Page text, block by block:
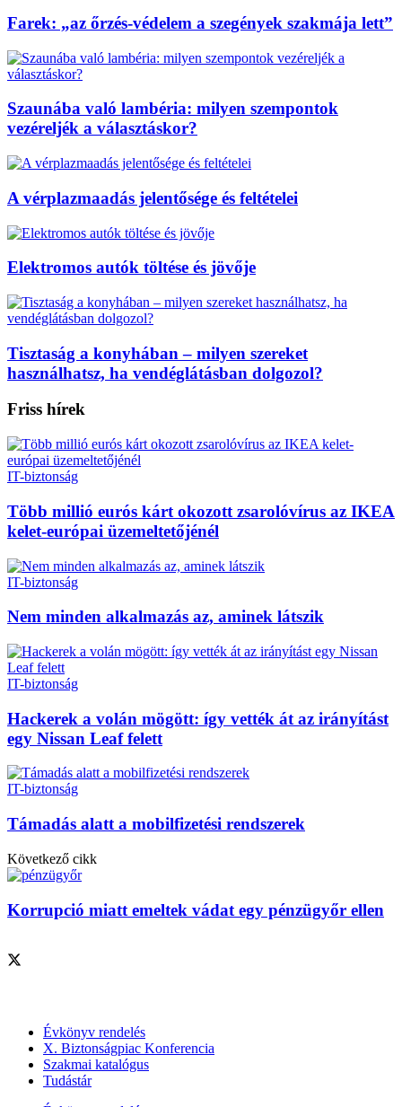
Farek: „az őrzés-védelem a szegények szakmája lett”
Szaunába való lambéria: milyen szempontok
vezéreljék a választáskor?
A vérplazmaadás jelentősége és feltételei
Elektromos autók töltése és jövője
Tisztaság a konyhában – milyen szereket
használhatsz, ha vendéglátásban dolgozol?
Friss hírek
IT-biztonság
Több millió eurós kárt okozott zsarolóvírus az IKEA
kelet-európai üzemeltetőjénél
IT-biztonság
Nem minden alkalmazás az, aminek látszik
IT-biztonság
Hackerek a volán mögött: így vették át az irányítást
egy Nissan Leaf felett
IT-biztonság
Támadás alatt a mobilfizetési rendszerek
Következő cikk
Korrupció miatt emeltek vádat egy pénzügyőr ellen
Évkönyv rendelés
X. Biztonságpiac Konferencia
Szakmai katalógus
Tudástár